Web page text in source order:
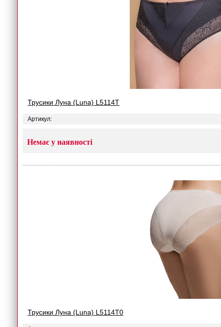
Трусики Луна (Luna) L5114T
Артикул:
Немає у наявності
Трусики Луна (Luna) L5114T0